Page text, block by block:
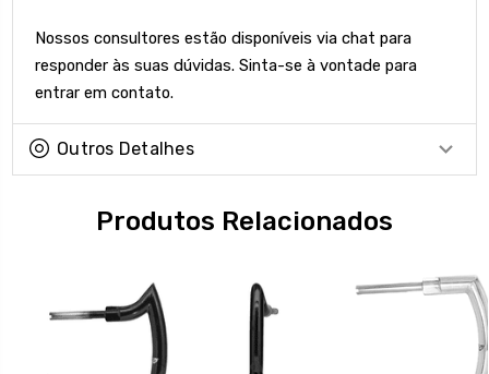
Nossos consultores estão disponíveis via chat para
responder às suas dúvidas. Sinta-se à vontade para
entrar em contato.
Outros Detalhes
Produtos Relacionados